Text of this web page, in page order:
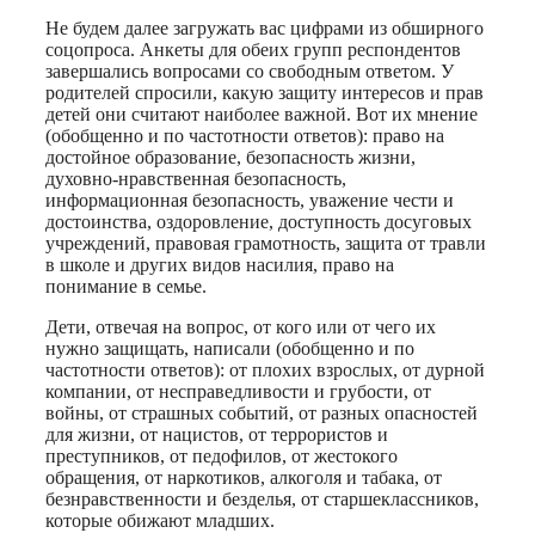
Не будем далее загружать вас цифрами из обширного
соцопроса. Анкеты для обеих групп респондентов
завершались вопросами со свободным ответом. У
родителей спросили, какую защиту интересов и прав
детей они считают наиболее важной. Вот их мнение
(обобщенно и по частотности ответов): право на
достойное образование, безопасность жизни,
духовно-нравственная безопасность,
информационная безопасность, уважение чести и
достоинства, оздоровление, доступность досуговых
учреждений, правовая грамотность, защита от травли
в школе и других видов насилия, право на
понимание в семье.
Дети, отвечая на вопрос, от кого или от чего их
нужно защищать, написали (обобщенно и по
частотности ответов): от плохих взрослых, от дурной
компании, от несправедливости и грубости, от
войны, от страшных событий, от разных опасностей
для жизни, от нацистов, от террористов и
преступников, от педофилов, от жестокого
обращения, от наркотиков, алкоголя и табака, от
безнравственности и безделья, от старшеклассников,
которые обижают младших.